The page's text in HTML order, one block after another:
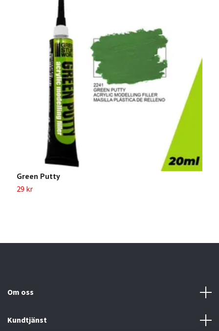
Green Putty
29 kr
Om oss
Kundtjänst